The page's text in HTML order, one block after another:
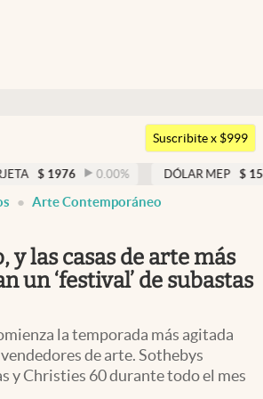
Argentina
Uruguay
Suscribite x $999
0.00% DÓLAR MEP $ 1521,52
Arte Contemporáneo
y las casas de arte más
un ‘festival’ de subastas
la temporada más agitada
de arte. Sothebys
y Christies 60 durante todo el mes